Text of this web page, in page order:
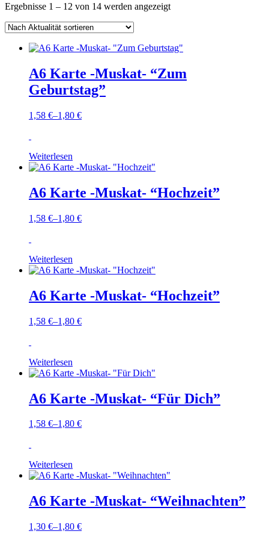
Ergebnisse 1 – 12 von 14 werden angezeigtNach
A6 Karte -Muskat- “Zum
Geburtstag”
1,58 €–1,80 €
Weiterlesen
A6 Karte -Muskat- “Hochzeit”
1,58 €–1,80 €
Weiterlesen
A6 Karte -Muskat- “Hochzeit”
1,58 €–1,80 €
Weiterlesen
A6 Karte -Muskat- “Für Dich”
1,58 €–1,80 €
Weiterlesen
A6 Karte -Muskat- “Weihnachten”
1,30 €–1,80 €